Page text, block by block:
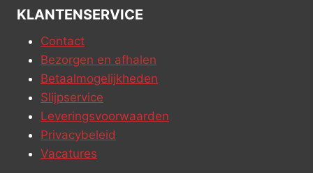
KLANTENSERVICE
Contact
Bezorgen en afhalen
Betaalmogelijkheden
Slijpservice
Leveringsvoorwaarden
Privacybeleid
Vacatures